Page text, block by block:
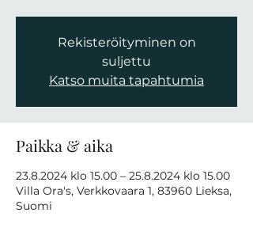
Rekisteröityminen on
suljettu
Katso muita tapahtumia
Paikka & aika
23.8.2024 klo 15.00 – 25.8.2024 klo 15.00
Villa Ora's, Verkkovaara 1, 83960 Lieksa,
Suomi